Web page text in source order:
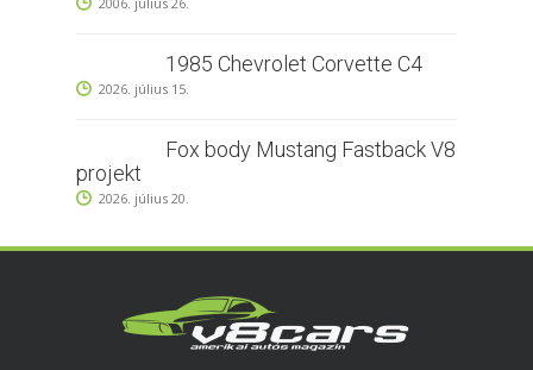
1985 Chevrolet Corvette C4
2026. július 15.
Fox body Mustang Fastback V8
projekt
2026. július 20.